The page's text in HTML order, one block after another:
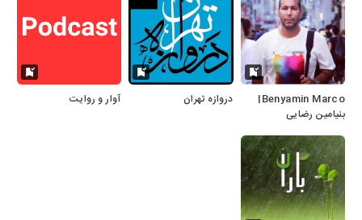
Benyamin Marco|
بنیامین رضایی
دروازه تهران آوار و روایت